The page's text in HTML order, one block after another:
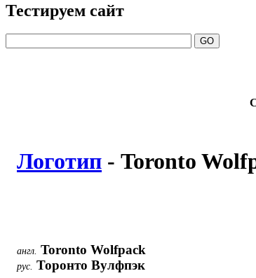
Тестируем сайт
Логотип - Toronto
англ. Toronto Wolfpack
рус. Торонто Вулфпэк